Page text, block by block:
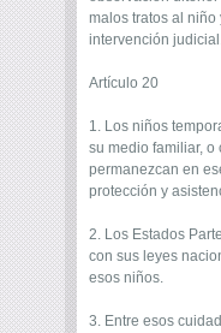
malos tratos al niño
intervención
Artículo 20
1. Los niños
su medio familiar, o
permanezcan en
protección y
2. Los Estados
con sus leyes
esos niños.
3. Entre esos